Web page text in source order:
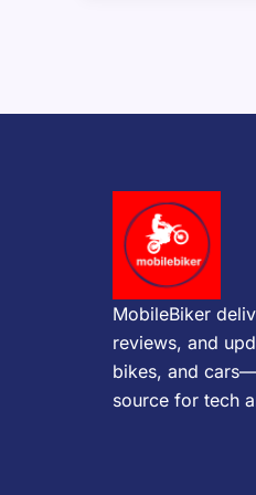
MobileBiker
reviews, and
bikes, and
source for tech